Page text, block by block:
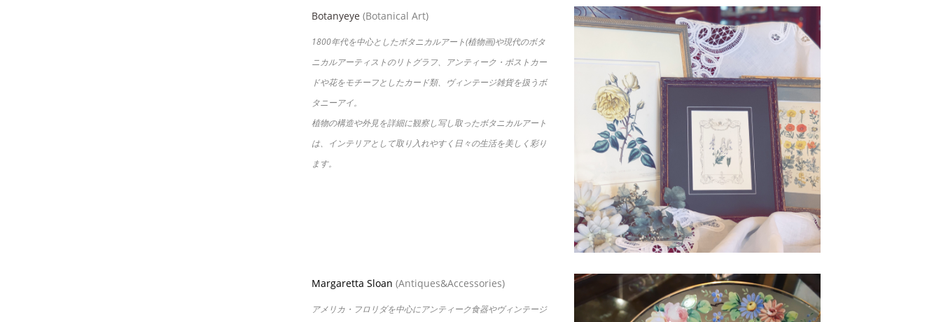
Botanyeye (Botanical Art)
1800年代を中心としたボタニカルアート(植物画)や現代のボタ
ニカルアーティストのリトグラフ、アンティーク・ポストカー
ドや花をモチーフとしたカード類、ヴィンテージ雑貨を扱うボ
タニーアイ。
植物の構造や外見を詳細に観察し写し取ったボタニカルアート
は、インテリアとして取り入れやすく日々の生活を美しく彩り
ます。
Margaretta Sloan (Antiques&Accessories)
アメリカ・フロリダを中心にアンティーク食器やヴィンテージ